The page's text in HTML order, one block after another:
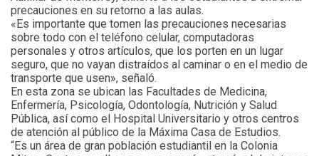
precauciones en su retorno a las aulas.
«Es importante que tomen las precauciones necesarias
sobre todo con el teléfono celular, computadoras
personales y otros artículos, que los porten en un lugar
seguro, que no vayan distraídos al caminar o en el medio de
transporte que usen», señaló.
En esta zona se ubican las Facultades de Medicina,
Enfermería, Psicología, Odontología, Nutrición y Salud
Pública, así como el Hospital Universitario y otros centros
de atención al público de la Máxima Casa de Estudios.
“Es un área de gran población estudiantil en la Colonia